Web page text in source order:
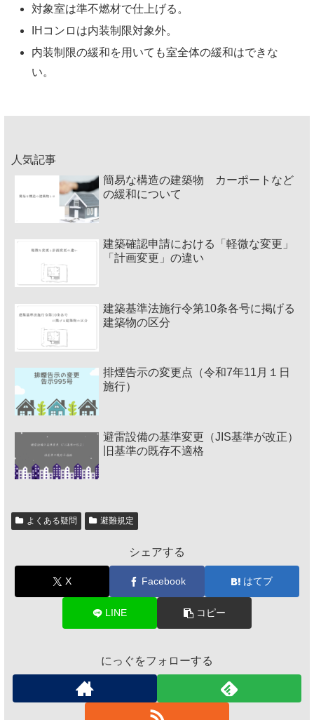
対象室は準不燃材で仕上げる。
IHコンロは内装制限対象外。
内装制限の緩和を用いても室全体の緩和はできな
い。
人気記事
簡易な構造の建築物 カーポートなど
の緩和について
建築確認申請における「軽微な変更」
「計画変更」の違い
建築基準法施行令第10条各号に掲げる
建築物の区分
排煙告示の変更点（令和7年11月１日
施行）
避雷設備の基準変更（JIS基準が改正）
旧基準の既存不適格
よくある疑問 避難規定
シェアする
X Facebook はてブ
LINE コピー
にっぐをフォローする